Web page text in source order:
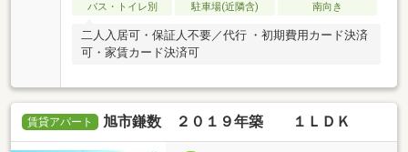
バス・トイレ別
駐車場(近隣含) 南向き
二人入居可・保証人不要／代行 ・初期費用カード決済
可・家賃カード決済可
賃貸アパート 旭市鎌数 ２０１９年築 １ＬＤＫ